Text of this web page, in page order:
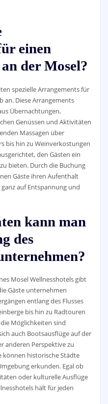
einen
der Mosel?
spezielle Arrangements für
an. Diese Arrangements
Übernachtungen,
Genüssen und Aktivitäten
Massagen über
bis hin zu Weinverkostungen
den Gästen ein
bieten. Durch die Buchung
Gäste ihren Aufenthalt
auf Entspannung und
kann man
des
Mosel Wellnesshotels gibt
Gäste unternehmen
entlang des Flusses
bis hin zu Radtouren
Möglichkeiten sind
auch Bootsausflüge auf der
anderen Perspektive zu
historische Städte
erkunden. Egal ob
oder kulturelle Ausflüge
hält für jeden